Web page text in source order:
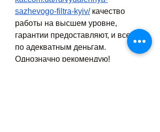
sazhevogo-filtra-kyiv/ качество
работы на высшем уровне,
гарантии предоставляют, и все это
по адекватным деньгам.
Однозначно рекомендую!